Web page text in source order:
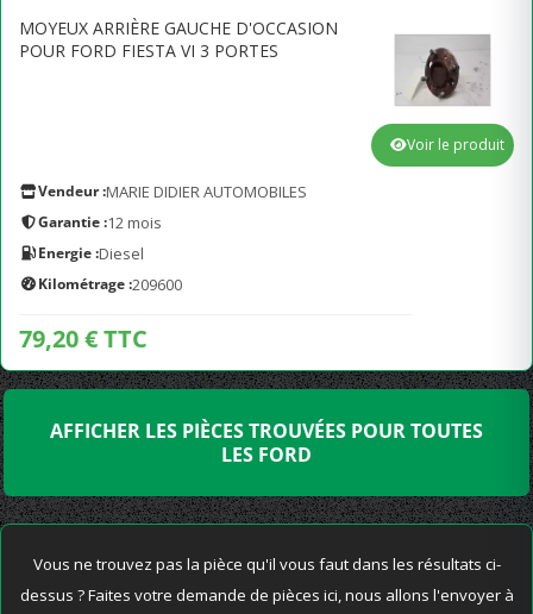
MOYEUX ARRIÈRE GAUCHE D'OCCASION
POUR FORD FIESTA VI 3 PORTES
Vendeur :MARIE DIDIER AUTOMOBILES
Garantie :12 mois
Energie :Diesel
Kilométrage :209600
79,20 € TTC
Voir le produit
AFFICHER LES PIÈCES TROUVÉES POUR TOUTES
LES FORD
Vous ne trouvez pas la pièce qu'il vous faut dans les résultats ci-
dessus ? Faites votre demande de pièces ici, nous allons l'envoyer à